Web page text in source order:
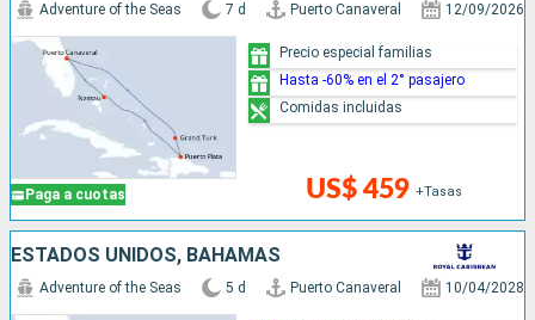
Paga a cuotas
Adventure of the Seas 7 d Puerto Canaveral 12/09/2026
US$ 459 +Tasas
Precio especial familias
Hasta -60% en el 2° pasajero
Comidas incluidas
ESTADOS UNIDOS, BAHAMAS
Adventure of the Seas 5 d Puerto Canaveral 10/04/2028